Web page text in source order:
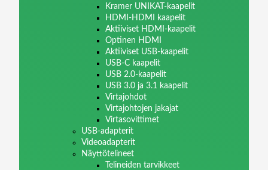
Kramer UNIKAT-kaapelit
HDMI-HDMI kaapelit
Aktiiviset HDMI-kaapelit
Optinen HDMI
Aktiiviset USB-kaapelit
USB-C kaapelit
USB 2.0-kaapelit
USB 3.0 ja 3.1 kaapelit
Virtajohdot
Virtajohtojen jakajat
Virtasovittimet
USB-adapterit
Videoadapterit
Näyttötelineet
Telineiden tarvikkeet